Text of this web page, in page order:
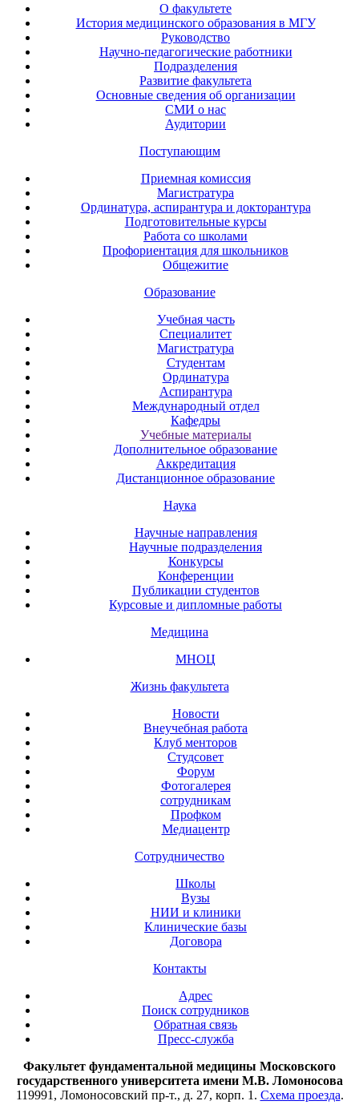
О факультете
История медицинского образования в МГУ
Руководство
Научно-педагогические работники
Подразделения
Развитие факультета
Основные сведения об организации
СМИ о нас
Аудитории
Поступающим
Приемная комиссия
Магистратура
Ординатура, аспирантура и докторантура
Подготовительные курсы
Работа со школами
Профориентация для школьников
Общежитие
Образование
Учебная часть
Специалитет
Магистратура
Студентам
Ординатура
Аспирантура
Международный отдел
Кафедры
Учебные материалы
Дополнительное образование
Аккредитация
Дистанционное образование
Наука
Научные направления
Научные подразделения
Конкурсы
Конференции
Публикации студентов
Курсовые и дипломные работы
Медицина
МНОЦ
Жизнь факультета
Новости
Внеучебная работа
Клуб менторов
Студсовет
Форум
Фотогалерея
сотрудникам
Профком
Медиацентр
Сотрудничество
Школы
Вузы
НИИ и клиники
Клинические базы
Договора
Контакты
Адрес
Поиск сотрудников
Обратная связь
Пресс-служба
Факультет фундаментальной медицины Московского
государственного университета имени М.В. Ломоносова
119991, Ломоносовский пр-т., д. 27, корп. 1. Схема проезда.